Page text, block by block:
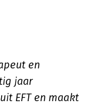
en
jaar
EFT en maakt